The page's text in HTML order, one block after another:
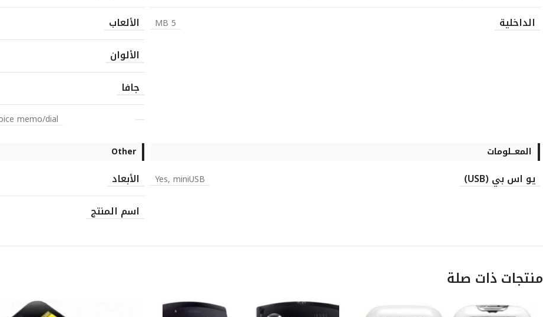
الداخلية 5 MB الألعاب
الألوان
جافا
memo/dial
المعـــلومات
يو اس بي (USB) Yes, miniUSB
Other
الأبعاد
اسم المنتج
منتجات ذات صلة